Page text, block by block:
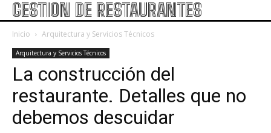
GESTION DE RESTAURANTES
Inicio Arquitectura y Servicios Técnicos
Arquitectura y Servicios Técnicos
La construcción del
restaurante. Detalles que no
debemos descuidar